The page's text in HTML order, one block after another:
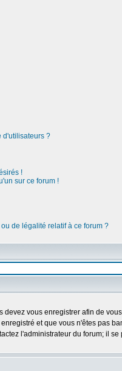
d'utilisateurs ?
!
sur ce forum !
de légalité relatif à ce forum ?
vous enregistrer afin de
et que vous n'êtes pas
l'administrateur du forum; il